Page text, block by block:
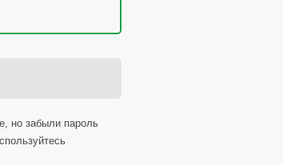
но забыли пароль